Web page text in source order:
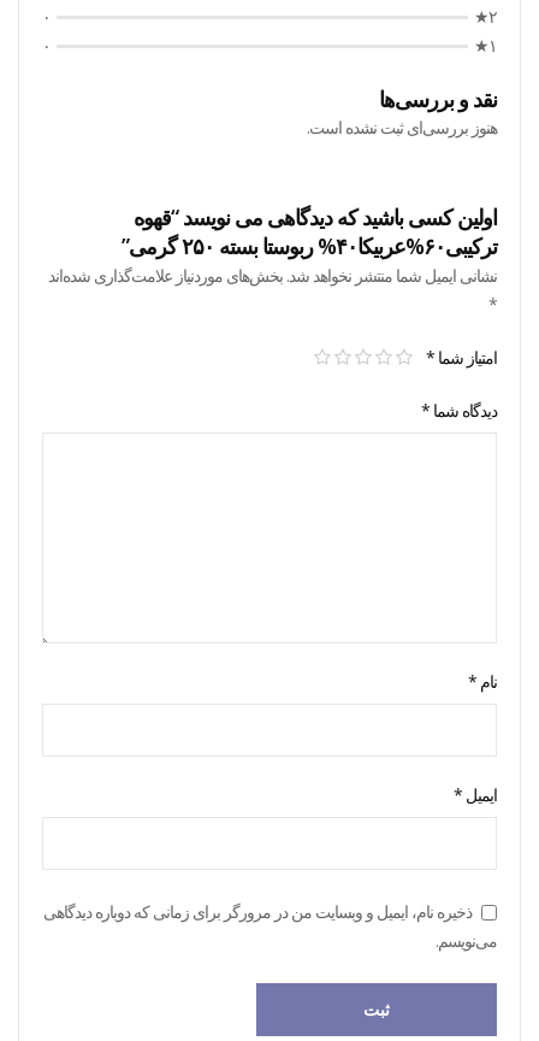
۲★
۰
۱★
۰
نقد و بررسی‌ها
هنوز بررسی‌ای ثبت نشده است.
اولین کسی باشید که دیدگاهی می نویسد “قهوه
ترکیبی۶۰%عربیکا۴۰% ربوستا بسته ۲۵۰ گرمی”
نشانی ایمیل شما منتشر نخواهد شد. بخش‌های موردنیاز علامت‌گذاری شده‌اند
*
امتیاز شما *
دیدگاه شما *
نام *
ایمیل *
ذخیره نام، ایمیل و وبسایت من در مرورگر برای زمانی که دوباره دیدگاهی
می‌نویسم.